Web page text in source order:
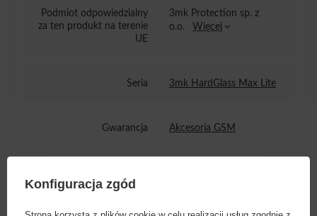
Podmiot odpowiedzialny
za ten produkt na terenie
UE
3mk Protection sp. z
o.o.
Więcej
Seria 3mk HardGlass Max Lite
Gwarancja Akcesoria GSM
towaru w cm
Konfiguracja zgód